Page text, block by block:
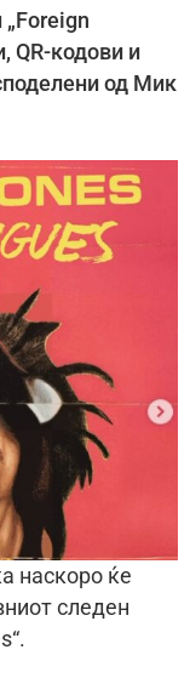
QR-кодови и
од Мик
наскоро ќе
следен